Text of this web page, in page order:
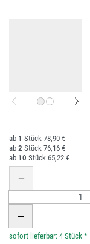
1
78,90 €
2
76,16 €
10
65,22 €
*